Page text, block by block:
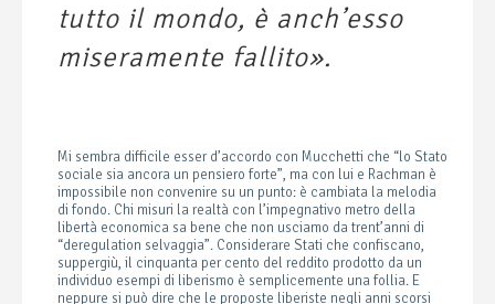
tutto il mondo, è anch’esso
miseramente fallito».
Mi sembra difficile esser d’accordo con Mucchetti che “lo Stato
sociale sia ancora un pensiero forte”, ma con lui e Rachman è
impossibile non convenire su un punto: è cambiata la melodia
di fondo. Chi misuri la realtà con l’impegnativo metro della
libertà economica sa bene che non usciamo da trent’anni di
“deregulation selvaggia”. Considerare Stati che confiscano,
suppergiù, il cinquanta per cento del reddito prodotto da un
individuo esempi di liberismo è semplicemente una follia. E
neppure si può dire che le proposte liberiste negli anni scorsi